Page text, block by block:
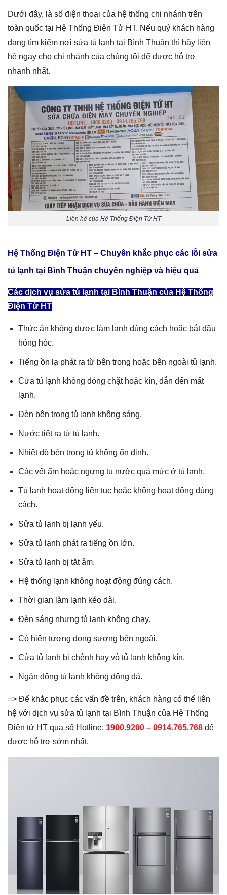
Dưới đây, là số điện thoại của hệ thống chi nhánh trên
toàn quốc tại Hệ Thống Điện Tử HT. Nếu quý khách hàng
đang tìm kiếm nơi sửa tủ lạnh tại Bình Thuận thì hãy liên
hệ ngay cho chi nhánh của chúng tôi để được hỗ trợ
nhanh nhất.
Liên hệ của Hệ Thống Điện Tử HT
Hệ Thống Điện Tử HT – Chuyên khắc phục các lỗi sửa
tủ lạnh tại Bình Thuận chuyên nghiệp và hiệu quả
Các dịch vụ sửa tủ lạnh tại Bình Thuận của Hệ Thống
Điện Tử HT
Thức ăn không được làm lạnh đúng cách hoặc bắt đầu
hỏng hóc.
Tiếng ồn lạ phát ra từ bên trong hoặc bên ngoài tủ lạnh.
Cửa tủ lạnh không đóng chặt hoặc kín, dẫn đến mất
lạnh.
Đèn bên trong tủ lạnh không sáng.
Nước tiết ra từ tủ lạnh.
Nhiệt độ bên trong tủ không ổn định.
Các vết ẩm hoặc ngưng tụ nước quá mức ở tủ lạnh.
Tủ lạnh hoạt động liên tục hoặc không hoạt động đúng
cách.
Sửa tủ lạnh bị lạnh yếu.
Sửa tủ lạnh phát ra tiếng ồn lớn.
Sửa tủ lạnh bị tắt âm.
Hệ thống lạnh không hoạt động đúng cách.
Thời gian làm lạnh kéo dài.
Đèn sáng nhưng tủ lạnh không chạy.
Có hiện tượng đọng sương bên ngoài.
Cửa tủ lạnh bị chênh hay vỏ tủ lạnh không kín.
Ngăn đông tủ lạnh không đông đá.
=> Để khắc phục các vấn đề trên, khách hàng có thể liên
hệ với dịch vụ sửa tủ lạnh tại Bình Thuận của Hệ Thống
Điện tử HT qua số Hotline: 1900.9200 – 0914.765.768 để
được hỗ trợ sớm nhất.